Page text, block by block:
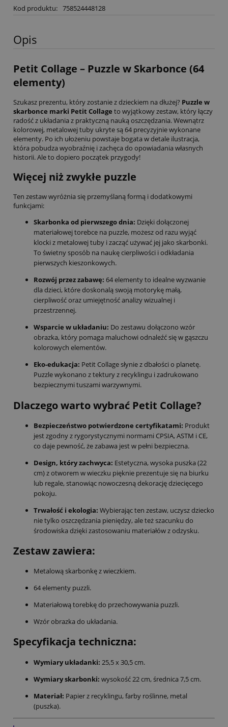
Kod produktu: 758524448128
Opis
Petit Collage – Puzzle w Skarbonce (64
elementy)
Szukasz prezentu, który zostanie z dzieckiem na dłużej? Puzzle w
skarbonce marki Petit Collage to wyjątkowy zestaw, który łączy
radość z układania z praktyczną nauką oszczędzania. Wewnątrz
kolorowej, metalowej tuby ukryte są 64 precyzyjnie wykonane
elementy. Po ich ułożeniu powstaje bogata w detale ilustracja,
która pobudza wyobraźnię i zachęca do opowiadania własnych
historii. Ale to dopiero początek przygody!
Więcej niż zwykłe puzzle
Ten zestaw wyróżnia się przemyślaną formą i dodatkowymi
funkcjami:
Skarbonka od pierwszego dnia: Dzięki dołączonej
materiałowej torebce na puzzle, możesz od razu wyjąć
klocki z metalowej tuby i zacząć używać jej jako skarbonki.
To świetny sposób na naukę cierpliwości i odkładania
pierwszych kieszonkowych.
Rozwój przez zabawę: 64 elementy to idealne wyzwanie
dla dzieci, które doskonalą swoją motorykę małą,
cierpliwość oraz umiejętność analizy wizualnej i
przestrzennej.
Wsparcie w układaniu: Do zestawu dołączono wzór
obrazka, który pomaga maluchowi odnaleźć się w gąszczu
kolorowych elementów.
Eko-edukacja: Petit Collage słynie z dbałości o planetę.
Puzzle wykonano z tektury z recyklingu i zadrukowano
bezpiecznymi tuszami warzywnymi.
Dlaczego warto wybrać Petit Collage?
Bezpieczeństwo potwierdzone certyfikatami: Produkt
jest zgodny z rygorystycznymi normami CPSIA, ASTM i CE,
co daje pewność, że zabawa jest w pełni bezpieczna.
Design, który zachwyca: Estetyczna, wysoka puszka (22
cm) z otworem w wieczku pięknie prezentuje się na biurku
lub regale, stanowiąc nowoczesną dekorację dziecięcego
pokoju.
Trwałość i ekologia: Wybierając ten zestaw, uczysz dziecko
nie tylko oszczędzania pieniędzy, ale też szacunku do
środowiska dzięki zastosowaniu materiałów z odzysku.
Zestaw zawiera:
Metalową skarbonkę z wieczkiem.
64 elementy puzzli.
Materiałową torebkę do przechowywania puzzli.
Wzór obrazka do układania.
Specyfikacja techniczna:
Wymiary układanki: 25,5 x 30,5 cm.
Wymiary skarbonki: wysokość 22 cm, średnica 7,5 cm.
Materiał: Papier z recyklingu, farby roślinne, metal
(puszka).